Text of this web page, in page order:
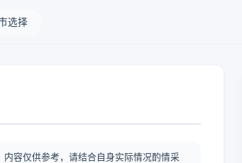
选择
容仅供参考，请结合自身实际情况酌情采